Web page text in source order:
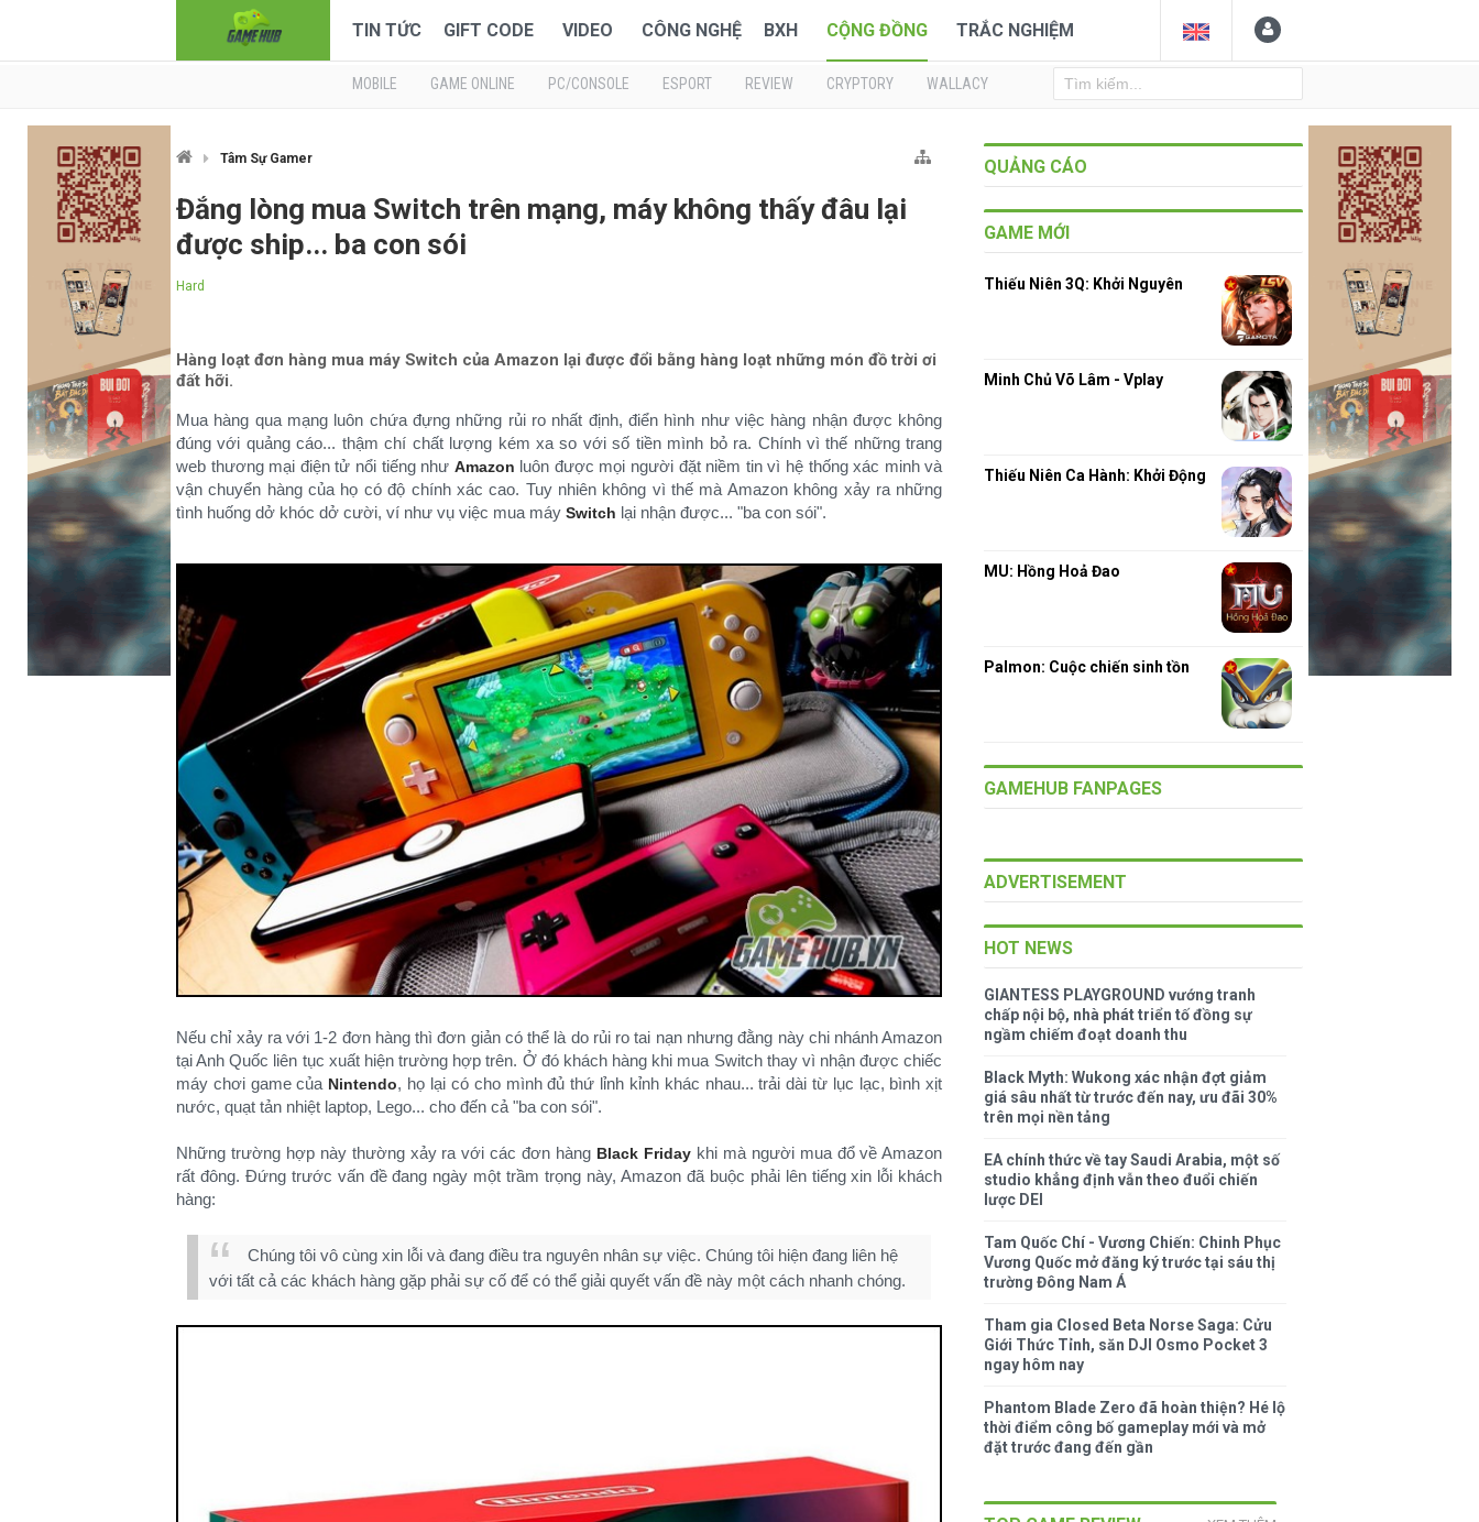
TIN TỨC GIFT CODE VIDEO CÔNG NGHỆ BXH CỘNG ĐỒNG TRẮC NGHIỆM
MOBILE GAME ONLINE PC/CONSOLE ESPORT REVIEW CRYPTORY WALLACY
Tâm Sự Gamer
Đắng lòng mua Switch trên mạng, máy không thấy đâu lại
được ship... ba con sói
Hard
Hàng loạt đơn hàng mua máy Switch của Amazon lại được đổi bằng hàng loạt những món đồ trời ơi
đất hỡi.
Mua hàng qua mạng luôn chứa đựng những rủi ro nhất định, điển hình như việc hàng nhận được không
đúng với quảng cáo... thậm chí chất lượng kém xa so với số tiền mình bỏ ra. Chính vì thế những trang
web thương mại điện tử nổi tiếng như Amazon luôn được mọi người đặt niềm tin vì hệ thống xác minh và
vận chuyển hàng của họ có độ chính xác cao. Tuy nhiên không vì thế mà Amazon không xảy ra những
tình huống dở khóc dở cười, ví như vụ việc mua máy Switch lại nhận được... "ba con sói".
Nếu chỉ xảy ra với 1-2 đơn hàng thì đơn giản có thể là do rủi ro tai nạn nhưng đằng này chi nhánh Amazon
tại Anh Quốc liên tục xuất hiện trường hợp trên. Ở đó khách hàng khi mua Switch thay vì nhận được chiếc
máy chơi game của Nintendo, họ lại có cho mình đủ thứ lỉnh kỉnh khác nhau... trải dài từ lục lạc, bình xịt
nước, quạt tản nhiệt laptop, Lego... cho đến cả "ba con sói".
Những trường hợp này thường xảy ra với các đơn hàng Black Fridaykhi mà người mua đổ về Amazon
rất đông. Đứng trước vấn đề đang ngày một trầm trọng này, Amazon đã buộc phải lên tiếng xin lỗi khách
hàng:
Chúng tôi vô cùng xin lỗi và đang điều tra nguyên nhân sự việc. Chúng tôi hiện đang liên hệ
với tất cả các khách hàng gặp phải sự cố để có thể giải quyết vấn đề này một cách nhanh chóng.
QUẢNG CÁO
GAME MỚI
Thiếu Niên 3Q: Khởi Nguyên
Minh Chủ Võ Lâm - Vplay
Thiếu Niên Ca Hành: Khởi Động
MU: Hồng Hoả Đao
Palmon: Cuộc chiến sinh tồn
GAMEHUB FANPAGES
ADVERTISEMENT
HOT NEWS
GIANTESS PLAYGROUND vướng tranh
chấp nội bộ, nhà phát triển tố đồng sự
ngầm chiếm đoạt doanh thu
Black Myth: Wukong xác nhận đợt giảm
giá sâu nhất từ trước đến nay, ưu đãi 30%
trên mọi nền tảng
EA chính thức về tay Saudi Arabia, một số
studio khẳng định vẫn theo đuổi chiến
lược DEI
Tam Quốc Chí - Vương Chiến: Chinh Phục
Vương Quốc mở đăng ký trước tại sáu thị
trường Đông Nam Á
Tham gia Closed Beta Norse Saga: Cửu
Giới Thức Tỉnh, săn DJI Osmo Pocket 3
ngay hôm nay
Phantom Blade Zero đã hoàn thiện? Hé lộ
thời điểm công bố gameplay mới và mở
đặt trước đang đến gần